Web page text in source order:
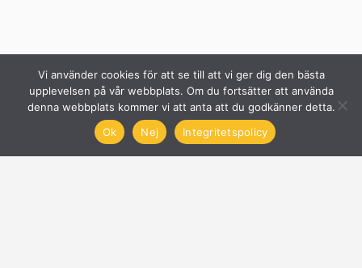
Vi använder cookies för att se till att vi ger dig den bästa
upplevelsen på vår webbplats. Om du fortsätter att använda
denna webbplats kommer vi att anta att du godkänner detta.
Ok
Nej Integritetspolicy